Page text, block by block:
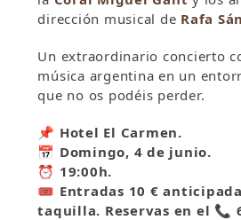
dirección musical de Rafa
Un extraordinario concierto
música argentina en un
que no os podéis perder.
📌 Hotel El Carmen.
📅 Domingo, 4 de junio.
⏰ 19:00h.
🎟 Entradas 10 €
taquilla. Reservas en el 📞